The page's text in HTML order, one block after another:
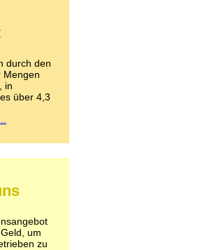
durch den
Mengen
in
über 4,3
um
zu